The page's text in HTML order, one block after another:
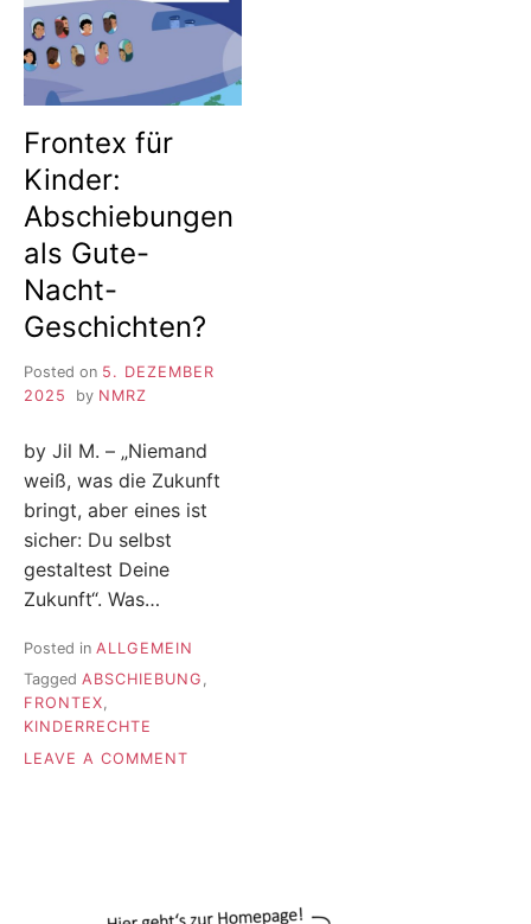
Frontex für
Kinder:
Abschiebungen
als Gute-
Nacht-
Geschichten?
Posted on 5. DEZEMBER
2025
by NMRZ
by Jil M. – „Niemand
weiß, was die Zukunft
bringt, aber eines ist
sicher: Du selbst
gestaltest Deine
Zukunft“. Was…
Posted in ALLGEMEIN
Tagged ABSCHIEBUNG ,
FRONTEX,
KINDERRECHTE
LEAVE A COMMENT